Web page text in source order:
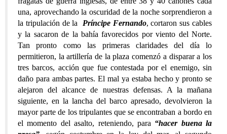
una, aprovechando la oscuridad de la noche sorprendieron a
la tripulación de la Príncipe Fernando, cortaron sus cables
y la sacaron de la bahía favorecidos por viento del Norte.
Tan pronto como las primeras claridades del día lo
permitieron, la artillería de la plaza comenzó a disparar a los
tres barcos, acción que fue contestada por el enemigo, sin
daño para ambas partes. El mal ya estaba hecho y pronto se
alejaron del alcance de nuestras defensas. A la mañana
siguiente, en la lancha del barco apresado, devolvieron la
mayor parte de los tripulantes que se encontraban a bordo en
el momento del asalto, reteniendo, para “hacer buena la